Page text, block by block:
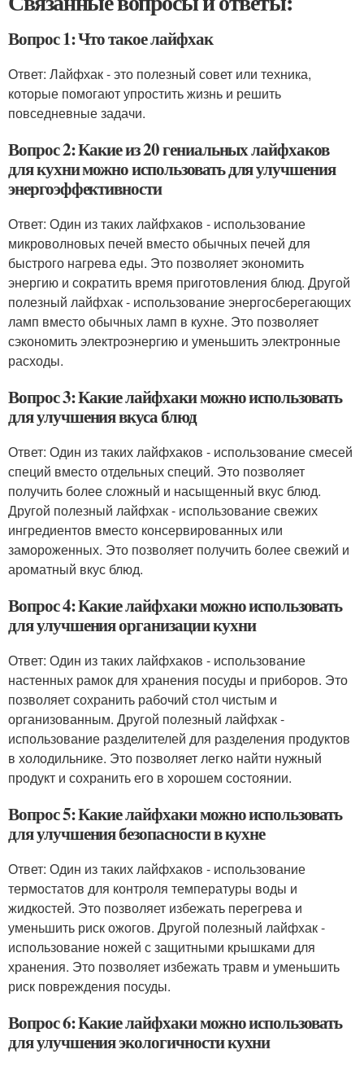
Вопрос 1: Что такое лайфхак
Ответ: Лайфхак - это полезный совет или техника,
которые помогают упростить жизнь и решить
повседневные задачи.
Вопрос 2: Какие из 20 гениальных лайфхаков
для кухни можно использовать для улучшения
энергоэффективности
Ответ: Один из таких лайфхаков - использование
микроволновых печей вместо обычных печей для
быстрого нагрева еды. Это позволяет экономить
энергию и сократить время приготовления блюд. Другой
полезный лайфхак - использование энергосберегающих
ламп вместо обычных ламп в кухне. Это позволяет
сэкономить электроэнергию и уменьшить электронные
расходы.
Вопрос 3: Какие лайфхаки можно использовать
для улучшения вкуса блюд
Ответ: Один из таких лайфхаков - использование смесей
специй вместо отдельных специй. Это позволяет
получить более сложный и насыщенный вкус блюд.
Другой полезный лайфхак - использование свежих
ингредиентов вместо консервированных или
замороженных. Это позволяет получить более свежий и
ароматный вкус блюд.
Вопрос 4: Какие лайфхаки можно использовать
для улучшения организации кухни
Ответ: Один из таких лайфхаков - использование
настенных рамок для хранения посуды и приборов. Это
позволяет сохранить рабочий стол чистым и
организованным. Другой полезный лайфхак -
использование разделителей для разделения продуктов
в холодильнике. Это позволяет легко найти нужный
продукт и сохранить его в хорошем состоянии.
Вопрос 5: Какие лайфхаки можно использовать
для улучшения безопасности в кухне
Ответ: Один из таких лайфхаков - использование
термостатов для контроля температуры воды и
жидкостей. Это позволяет избежать перегрева и
уменьшить риск ожогов. Другой полезный лайфхак -
использование ножей с защитными крышками для
хранения. Это позволяет избежать травм и уменьшить
риск повреждения посуды.
Вопрос 6: Какие лайфхаки можно использовать
для улучшения экологичности кухни